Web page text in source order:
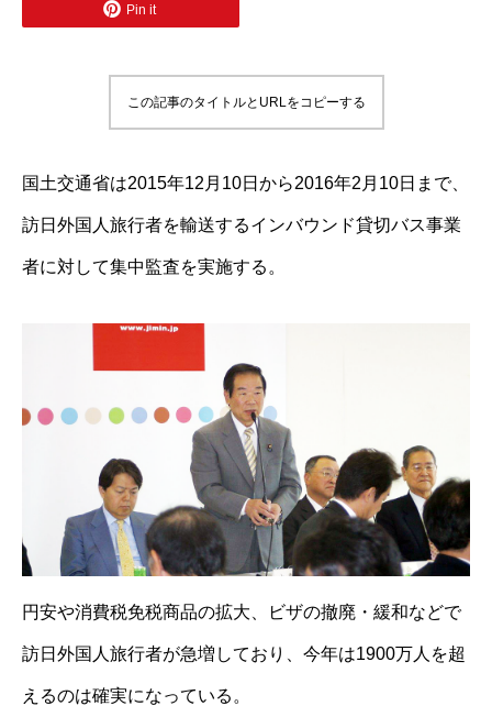
Pin it
この記事のタイトルとURLをコピーする
国土交通省は2015年12月10日から2016年2月10日まで、
訪日外国人旅行者を輸送するインバウンド貸切バス事業
者に対して集中監査を実施する。
円安や消費税免税商品の拡大、ビザの撤廃・緩和などで
訪日外国人旅行者が急増しており、今年は1900万人を超
えるのは確実になっている。